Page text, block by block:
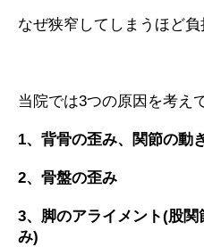
なぜ狭窄してしまうほど
当院では3つの原因を考え
1、背骨の歪み、関節の動
2、骨盤の歪み
3、脚のアライメント(股
み)